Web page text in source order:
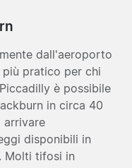
dall'aeroporto
pratico per chi
è possibile
in circa 40
arrivare
disponibili in
Molti tifosi in